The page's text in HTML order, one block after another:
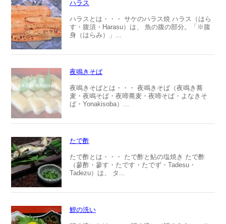
ハラス
ハラスとは・・・ サケのハラス焼 ハラス（はら
す・腹須・Harasu）は、 魚の腹の部分。「※腹
身（はらみ）」...
夜鳴きそば
夜鳴きそばとは・・・ 夜鳴きそば（夜鳴き蕎
麦・夜鳴そば・夜啼蕎麦・夜啼そば・よなきそ
ば・Yonakisoba）...
たで酢
たで酢とは・・・ たで酢と鮎の塩焼き たで酢
（蓼酢・蓼す・たです・たでず・Tadesu・
Tadezu）は、 タ...
鯉の洗い